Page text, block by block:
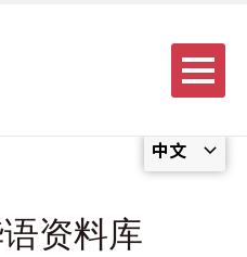
中文
Menu
资料库